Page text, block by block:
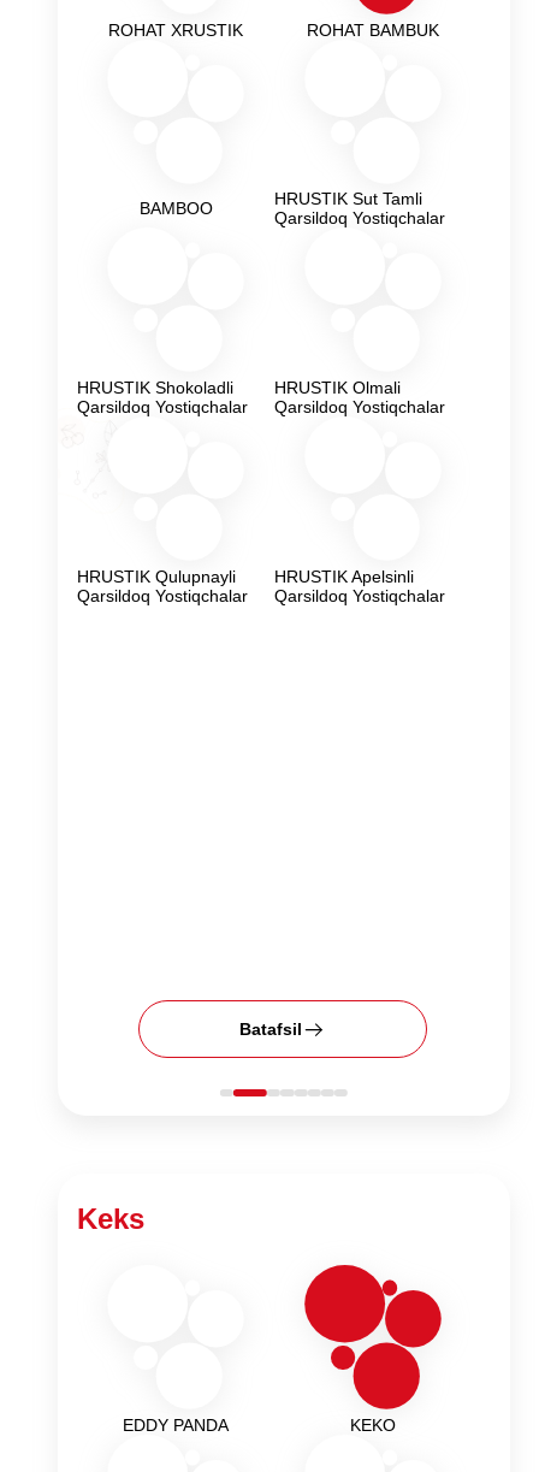
ROHAT XRUSTIK ROHAT BAMBUK
BAMBOO
HRUSTIK Sut Tamli
Qarsildoq Yostiqchalar
HRUSTIK Shokoladli
Qarsildoq Yostiqchalar
HRUSTIK Olmali
Qarsildoq Yostiqchalar
HRUSTIK Qulupnayli
Qarsildoq Yostiqchalar
HRUSTIK Apelsinli
Qarsildoq Yostiqchalar
Batafsil
Keks
EDDY PANDA KEKO